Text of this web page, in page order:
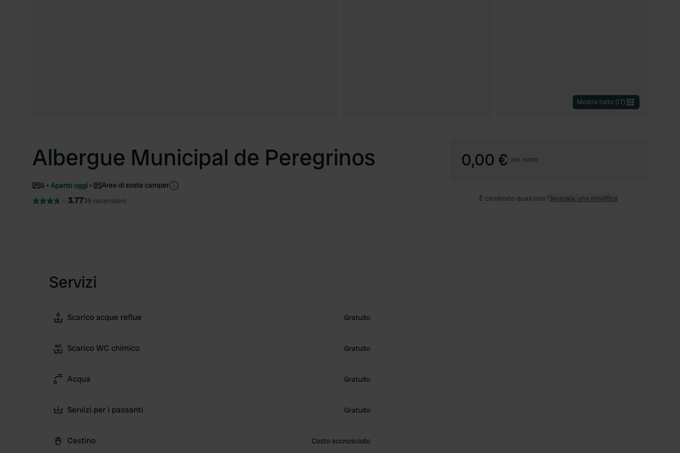
Mostra tutto (17)
Albergue Municipal de Peregrinos
6 Aperto oggi Aree di sosta camper
3.7736 recensioni
Servizi
Scarico acque reflue Gratuito
Scarico WC chimico Gratuito
Acqua Gratuito
Servizi per i passanti Gratuito
Cestino Costo sconosciuto
0,00 €/ per notte
È cambiato qualcosa?Segnala una modifica